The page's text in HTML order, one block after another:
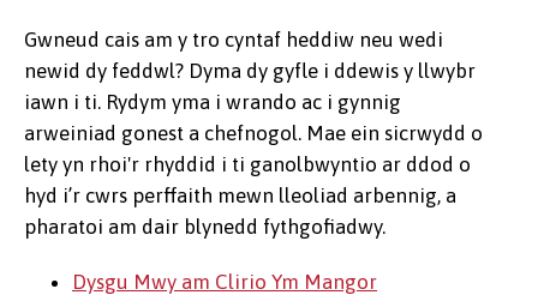
Gwneud cais am y tro cyntaf heddiw neu wedi
newid dy feddwl? Dyma dy gyfle i ddewis y llwybr
iawn i ti. Rydym yma i wrando ac i gynnig
arweiniad gonest a chefnogol. Mae ein sicrwydd o
lety yn rhoi'r rhyddid i ti ganolbwyntio ar ddod o
hyd i’r cwrs perffaith mewn lleoliad arbennig, a
pharatoi am dair blynedd fythgofiadwy.
Dysgu Mwy am Clirio Ym Mangor